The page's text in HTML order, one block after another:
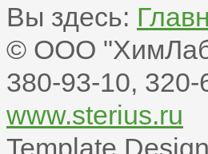
Вы здесь:
© ООО
380-93-10,
www.sterius.ru
Template Design